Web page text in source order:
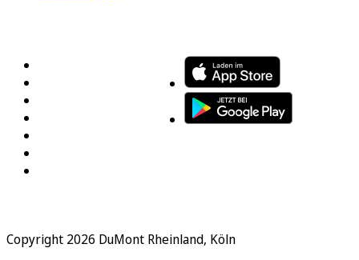
Copyright 2026 DuMont Rheinland, Köln